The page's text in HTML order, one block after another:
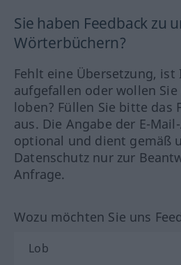
Sie haben Feedback zu
Wörterbüchern?
Fehlt eine Übersetzung, ist
aufgefallen oder wollen
loben? Füllen Sie bitte das
aus. Die Angabe der E-
optional und dient gemäß
Datenschutz nur zur
Anfrage.
Wozu möchten Sie uns